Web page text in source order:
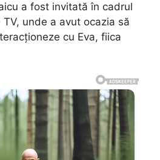
a fost invitată în cadrul
TV, unde a avut ocazia să
cu Eva, fiica